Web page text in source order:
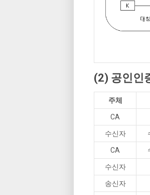
(2) 공인인
주체
CA
수신자
CA
수신자
송신자